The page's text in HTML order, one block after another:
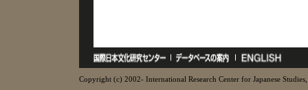
Copyright (c) 2002- International Research Center for Japanese